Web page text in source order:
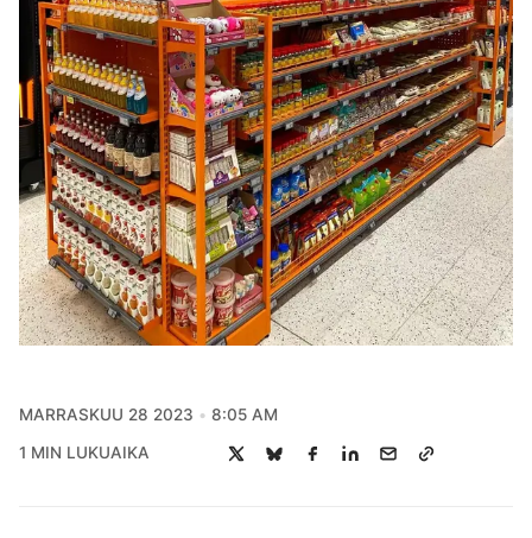
MARRASKUU 28 2023 8:05 AM
1 MIN LUKUAIKA